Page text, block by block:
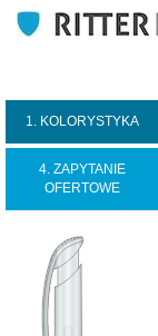
1. KOLORYSTYKA
4. ZAPYTANIE
OFERTOWE